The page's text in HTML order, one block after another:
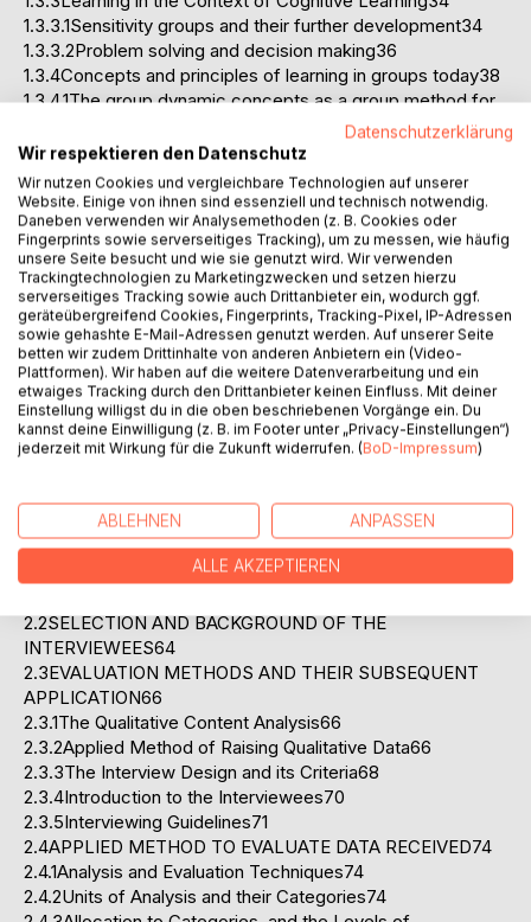
1.3.3.1Sensitivity groups and their further development34
1.3.3.2Problem solving and decision making36
1.3.4Concepts and principles of learning in groups today38
1.3.4.1The group dynamic concepts as a group method for
1.3.4.2Examples of typical applied group method in training
today42
1.3.5Methods applied on Management Training to enhance
the transfer Learning to the workplace44
1.4CONNECTION BETWEEN THE THEORETICAL
BACKGROUND AND THE COURSES INVESTIGATED49
1.4.1Course Topics49
1.4.2Course Methods50
1.4.3Strategies to Improve Transfer51
1.5HYPOTHESIS55
2.EMPIRICAL PART58
2.1DESCRIPTION OF THE TRAINING SECTION AND THE
TRAINING PROVIDED58
Management Series58
2.1.2Nomination Procedure59
2.1.3The Investigated JTS Management Series and its
2.2SELECTION AND BACKGROUND OF THE
INTERVIEWEES64
2.3EVALUATION METHODS AND THEIR SUBSEQUENT
APPLICATION66
2.3.1The Qualitative Content Analysis66
2.3.2Applied Method of Raising Qualitative Data66
2.3.3The Interview Design and its Criteria68
2.3.4Introduction to the Interviewees70
2.3.5Interviewing Guidelines71
2.4APPLIED METHOD TO EVALUATE DATA RECEIVED74
2.4.1Analysis and Evaluation Techniques74
2.4.2Units of Analysis and their Categories74
Datenschutzerklärung
Wir respektieren den Datenschutz
Wir nutzen Cookies und vergleichbare Technologien auf unserer
Website. Einige von ihnen sind essenziell und technisch notwendig.
Daneben verwenden wir Analysemethoden (z. B. Cookies oder
Fingerprints sowie serverseitiges Tracking), um zu messen, wie häufig
unsere Seite besucht und wie sie genutzt wird. Wir verwenden
Trackingtechnologien zu Marketingzwecken und setzen hierzu
serverseitiges Tracking sowie auch Drittanbieter ein, wodurch ggf.
geräteübergreifend Cookies, Fingerprints, Tracking-Pixel, IP-Adressen
sowie gehashte E-Mail-Adressen genutzt werden. Auf unserer Seite
betten wir zudem Drittinhalte von anderen Anbietern ein (Video-
Plattformen). Wir haben auf die weitere Datenverarbeitung und ein
etwaiges Tracking durch den Drittanbieter keinen Einfluss. Mit deiner
Einstellung willigst du in die oben beschriebenen Vorgänge ein. Du
kannst deine Einwilligung (z. B. im Footer unter „Privacy-Einstellungen“)
jederzeit mit Wirkung für die Zukunft widerrufen. (BoD-Impressum)
ABLEHNEN ANPASSEN
ALLE AKZEPTIEREN